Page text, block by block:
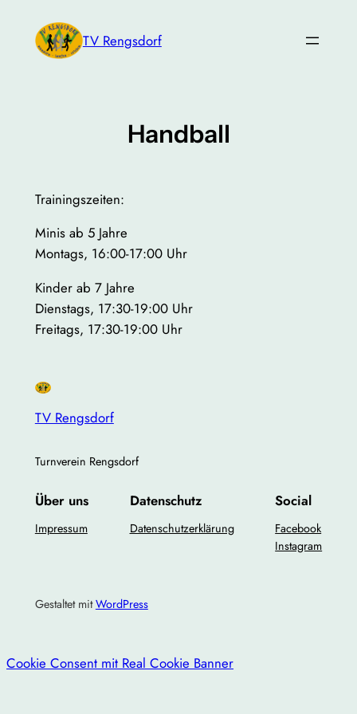
Inhalt
springen
TV Rengsdorf
Handball
Trainingszeiten:
Minis ab 5 Jahre
Montags, 16:00-17:00 Uhr
Kinder ab 7 Jahre
Dienstags, 17:30-19:00 Uhr
Freitags, 17:30-19:00 Uhr
TV Rengsdorf
Turnverein Rengsdorf
Über uns
Impressum
Datenschutz
Datenschutzerklärung
Social
Facebook
Instagram
Gestaltet mitWordPress
Cookie Consent mit Real Cookie Banner